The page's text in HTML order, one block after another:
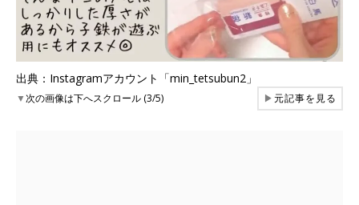
出典：Instagramアカウント「min_tetsubun2」
▼次の画像は下へスクロール (3/5) ▶元記事を見る